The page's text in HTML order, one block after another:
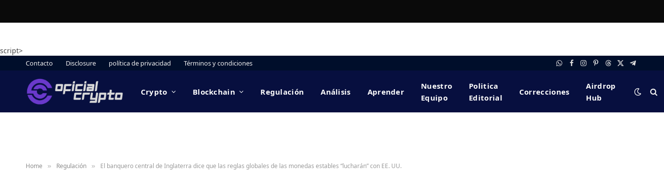
script>
Contacto Disclosure política de privacidad Términos y condiciones WhatsApp
FacebookInstagram
Pinterest
Threads
X
Telegram
Crypto Blockchain Regulación Análisis Aprender
Nuestro
Equipo
Politica
Editorial
Correcciones
Airdrop
Hub
Home » Regulación » El banquero central de Inglaterra dice que las reglas globales de las monedas estables “lucharán” con EE. UU.